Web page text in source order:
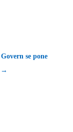
se pone
→